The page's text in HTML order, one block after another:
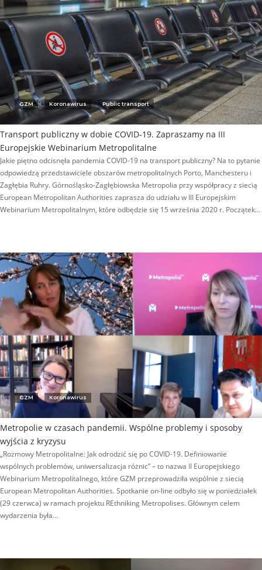
GZM Koronawirus Public transport
Transport publiczny w dobie COVID-19. Zapraszamy na III
Europejskie Webinarium Metropolitalne
Jakie piętno odcisnęła pandemia COVID-19 na transport publiczny? Na to pytanie
odpowiedzą przedstawiciele obszarów metropolitalnych Porto, Manchesteru i
Zagłębia Ruhry. Górnośląsko-Zagłębiowska Metropolia przy współpracy z siecią
European Metropolitan Authorities zaprasza do udziału w III Europejskim
Webinarium Metropolitalnym, które odbędzie się 15 września 2020 r. Początek…
GZM Koronawirus
Metropolie w czasach pandemii. Wspólne problemy i sposoby
wyjścia z kryzysu
„Rozmowy Metropolitalne: Jak odrodzić się po COVID-19. Definiowanie
wspólnych problemów, uniwersalizacja różnic” – to nazwa II Europejskiego
Webinarium Metropolitalnego, które GZM przeprowadziła wspólnie z siecią
European Metropolitan Authorities. Spotkanie on-line odbyło się w poniedziałek
(29 czerwca) w ramach projektu REthniking Metropolises. Głównym celem
wydarzenia była…